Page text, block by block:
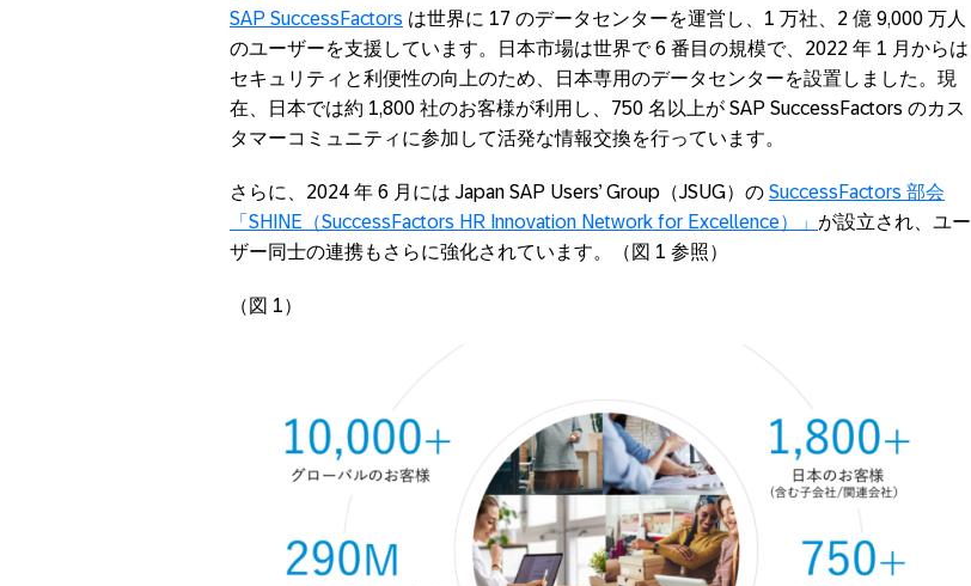
SAP SuccessFactors は世界に 17 のデータセンターを運営し、1 万社、2 億 9,000 万人
のユーザーを支援しています。日本市場は世界で 6 番目の規模で、2022 年 1 月からは
セキュリティと利便性の向上のため、日本専用のデータセンターを設置しました。現
在、日本では約 1,800 社のお客様が利用し、750 名以上が SAP SuccessFactors のカス
タマーコミュニティに参加して活発な情報交換を行っています。
さらに、2024 年 6 月には Japan SAP Users’ Group（JSUG）の SuccessFactors 部会
「SHINE（SuccessFactors HR Innovation Network for Excellence）」 が設立され、ユー
ザー同士の連携もさらに強化されています。（図 1 参照）
（図 1）